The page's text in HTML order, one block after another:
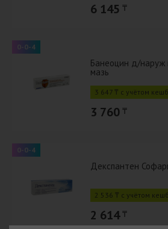
6 145 ₸
0-0-4
Банеоцин д/наруж
мазь
3 647 ₸ с учётом
3 760 ₸
0-0-4
Декспантен
2 536 ₸ с учётом
2 614 ₸